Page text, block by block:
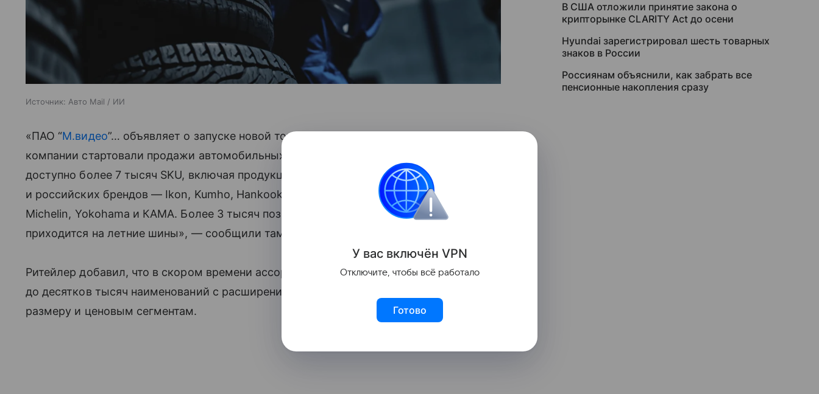
Источник: Авто Mail / ИИ
«ПАО “М.видео”… объявляет о запуске новой товарной категории: на маркетплейсе
компании стартовали продажи автомобильных шин. На первом этапе пользователям
доступно более 7 тысяч SKU, включая продукцию ведущих международных
и российских брендов — Ikon, Kumho, Hankook, Gislaved, Cordiant, Bridgestone, Pirelli,
Michelin, Yokohama и КАМА. Более 3 тысяч позиций в текущем ассортименте
приходится на летние шины», — сообщили там.
Ритейлер добавил, что в скором времени ассортимент планируется увеличить
до десятков тысяч наименований с расширением позиции выбора по брендам, типам,
размеру и ценовым сегментам.
В США отложили принятие закона о
крипторынке CLARITY Act до осени
Hyundai зарегистрировал шесть товарных
знаков в России
Россиянам объяснили, как забрать все
пенсионные накопления сразу
У вас включён VPN
Отключите, чтобы всё работало
Готово